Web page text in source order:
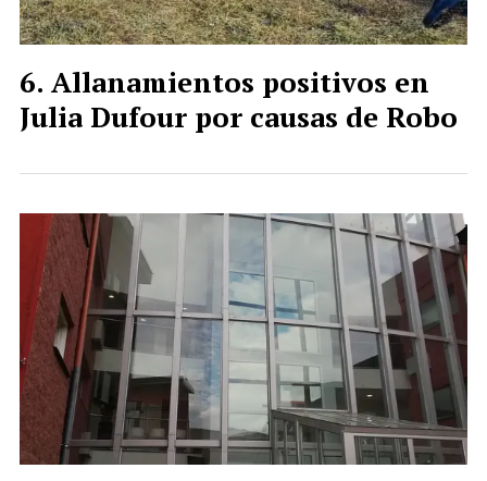
Allanamientos positivos en
Julia Dufour por causas de Robo